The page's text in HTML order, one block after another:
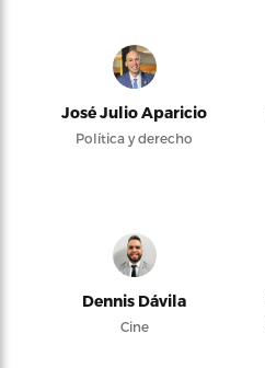
José Julio Aparicio
Política y derecho
Dennis Dávila
Cine